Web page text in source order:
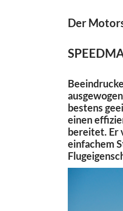
Der
bestens
einen
bereitet. Er
einfachem